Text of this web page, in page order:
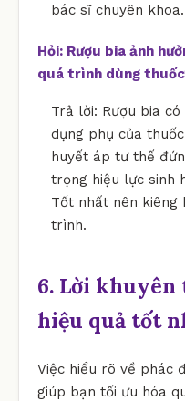
bác sĩ chuyên khoa.
Hỏi: Rượu bia ảnh
quá trình dùng
Trả lời: Rượu bia
dụng phụ của
huyết áp tư thế
trọng hiệu lực sinh
Tốt nhất nên kiêng
trình.
6. Lời khuyên
hiệu quả tốt
Việc hiểu rõ về phác
giúp bạn tối ưu hóa